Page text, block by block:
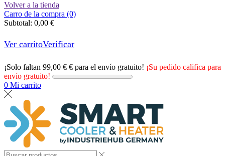
Volver a la tienda
Carro de la compra (0)
Subtotal: 0,00 €
Ver carritoVerificar
¡Solo faltan 99,00 € € para el envío gratuito! ¡Su pedido califica para
envío gratuito!
0 Mi carrito